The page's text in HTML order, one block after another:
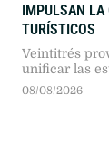
IMPULSAN LA
TURÍSTICOS
Veintitrés
unificar las
plataforma
08/08/2026